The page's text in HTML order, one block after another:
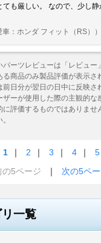
ても厳しい。 なので、少し
車：ホンダ フィット（RS））
ーツレビューは「レビュー
商品のみ製品評価が表示さ
日分が翌日の日中に反映さ
ーが使用した際の主観的な
評価するものではありませ
1 ｜ 2 ｜ 3 ｜ 4 ｜ 5
の5ページ
｜ 次の5ペ
一覧